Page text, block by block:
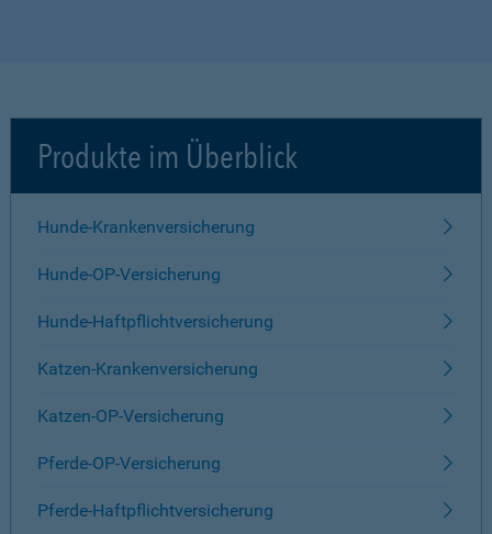
Produkte im Überblick
Hunde-Krankenversicherung
Hunde-OP-Versicherung
Hunde-Haftpflichtversicherung
Katzen-Krankenversicherung
Katzen-OP-Versicherung
Pferde-OP-Versicherung
Pferde-Haftpflichtversicherung